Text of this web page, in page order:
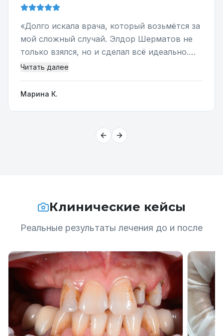
«Долго искала врача, который возьмётся за
мой сложный случай. Элдор Шерматов не
только взялся, но и сделал всё идеально.
Теперь улыбаюсь без стеснения!
Читать далее
Марина К.
Previous slide
Next slide
Клинические кейсы
Реальные результаты лечения до и после